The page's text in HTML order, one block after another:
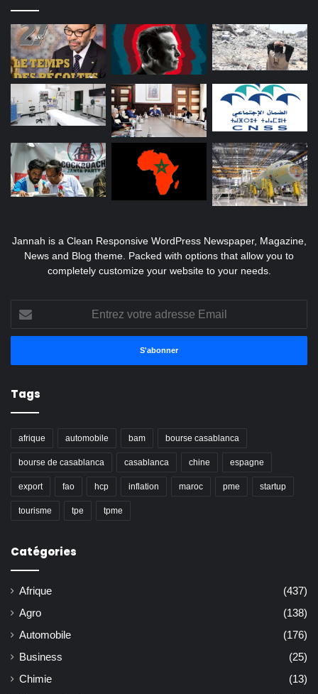
Jannah is a Clean Responsive WordPress Newspaper, Magazine,
News and Blog theme. Packed with options that allow you to
completely customize your website to your needs.
votre
adresse
Tags
afrique automobile bam bourse casablanca
bourse de casablanca casablanca chine espagne
export fao hcp inflation maroc pme startup
tourisme tpe tpme
Catégories
Afrique
(437)
Agro
(138)
Automobile
(176)
Business
(25)
Chimie
(13)